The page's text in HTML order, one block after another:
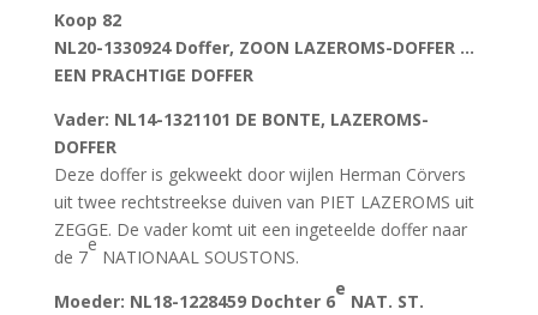
Koop 82
NL20-1330924 Doffer, ZOON LAZEROMS-DOFFER …
EEN PRACHTIGE DOFFER
Vader: NL14-1321101 DE BONTE, LAZEROMS-
DOFFER
Deze doffer is gekweekt door wijlen Herman Cörvers
uit twee rechtstreekse duiven van PIET LAZEROMS uit
ZEGGE. De vader komt uit een ingeteelde doffer naar
de 7
e
NATIONAAL SOUSTONS.
Moeder: NL18-1228459 Dochter 6
e
NAT. ST.